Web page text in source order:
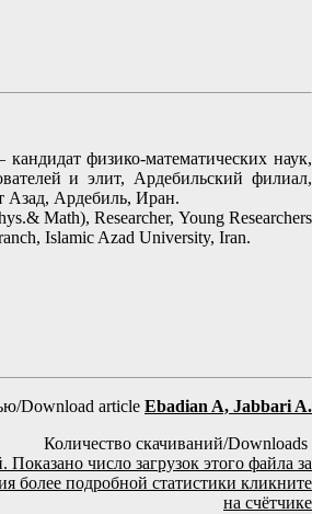
кандидат физико-математических наук,
и элит, Ардебильский филиал,
Азад, Ардебиль, Иран.
Math), Researcher, Young Researchers
Islamic Azad University, Iran.
Download article Ebadian A, Jabbari A.
Количество скачиваний/Downloads